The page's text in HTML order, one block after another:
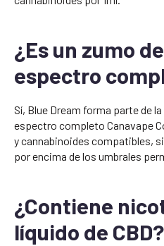
¿Es un zumo
espectro
Sí, Blue Dream forma parte de
espectro completo Canavape
y cannabinoides compatibles,
por encima de los umbrales
¿Contiene
líquido de CBD?